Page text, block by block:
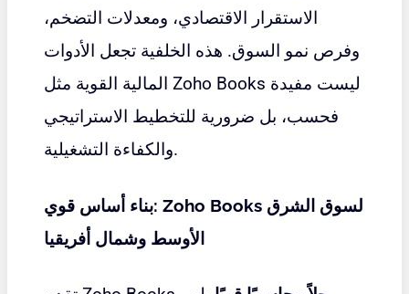
الاستقرار الاقتصادي، ومعدلات التضخم،
وفرص نمو السوق. هذه الخلفية تجعل الأدوات
المالية القوية مثل Zoho Books ليست مفيدة
فحسب، بل ضرورية للتخطيط الاستراتيجي
والكفاءة التشغيلية.
بناء أساس قوي: Zoho Books لسوق الشرق
الأوسط وشمال أفريقيا